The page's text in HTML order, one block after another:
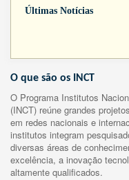
Últimas Notícias
O que são os INCT
O Programa Institutos
(INCT) reúne grandes
em redes nacionais e
institutos integram
diversas áreas de
excelência, a inovação
altamente qualificados.